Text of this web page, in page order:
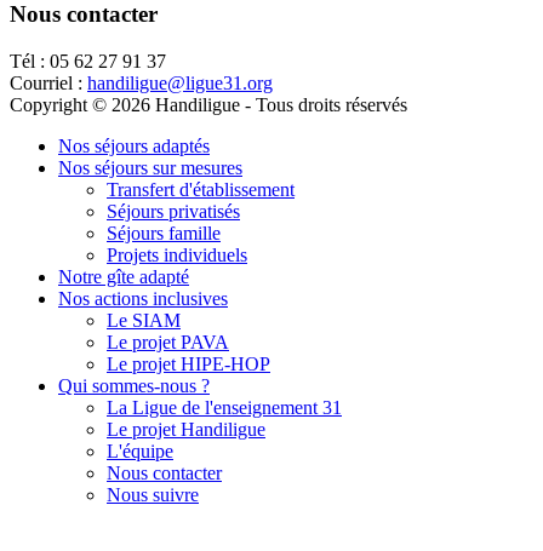
Nous contacter
Tél : 05 62 27 91 37
Courriel : handiligue@ligue31.org
Copyright © 2026 Handiligue - Tous droits réservés
Nos séjours adaptés
Nos séjours sur mesures
Transfert d'établissement
Séjours privatisés
Séjours famille
Projets individuels
Notre gîte adapté
Nos actions inclusives
Le SIAM
Le projet PAVA
Le projet HIPE-HOP
Qui sommes-nous ?
La Ligue de l'enseignement 31
Le projet Handiligue
L'équipe
Nous contacter
Nous suivre